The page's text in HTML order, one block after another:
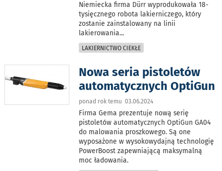
Niemiecka firma Dürr wyprodukowała 18-
tysięcznego robota lakierniczego, który
zostanie zainstalowany na linii
lakierowania...
LAKIERNICTWO CIEKŁE
Nowa seria pistoletów
automatycznych OptiGun
ponad rok temu 03.06.2024
Firma Gema prezentuje nową serię
pistoletów automatycznych OptiGun GA04
do malowania proszkowego. Są one
wyposażone w wysokowydajną technologię
PowerBoost zapewniającą maksymalną
moc ładowania.